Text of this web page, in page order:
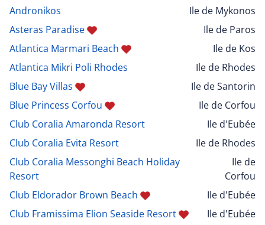
Andronikos
Ile de Mykonos
Asteras Paradise
Ile de Paros
Atlantica Marmari Beach
Ile de Kos
Atlantica Mikri Poli Rhodes
Ile de Rhodes
Blue Bay Villas
Ile de Santorin
Blue Princess Corfou
Ile de Corfou
Club Coralia Amaronda Resort
Ile d'Eubée
Club Coralia Evita Resort
Ile de Rhodes
Club Coralia Messonghi Beach Holiday
Resort
Ile de
Corfou
Club Eldorador Brown Beach
Ile d'Eubée
Club Framissima Elion Seaside Resort
Ile d'Eubée